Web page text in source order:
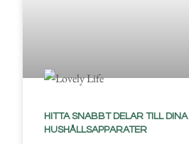
HITTA SNABBT DELAR TILL DINA
HUSHÅLLSAPPARATER